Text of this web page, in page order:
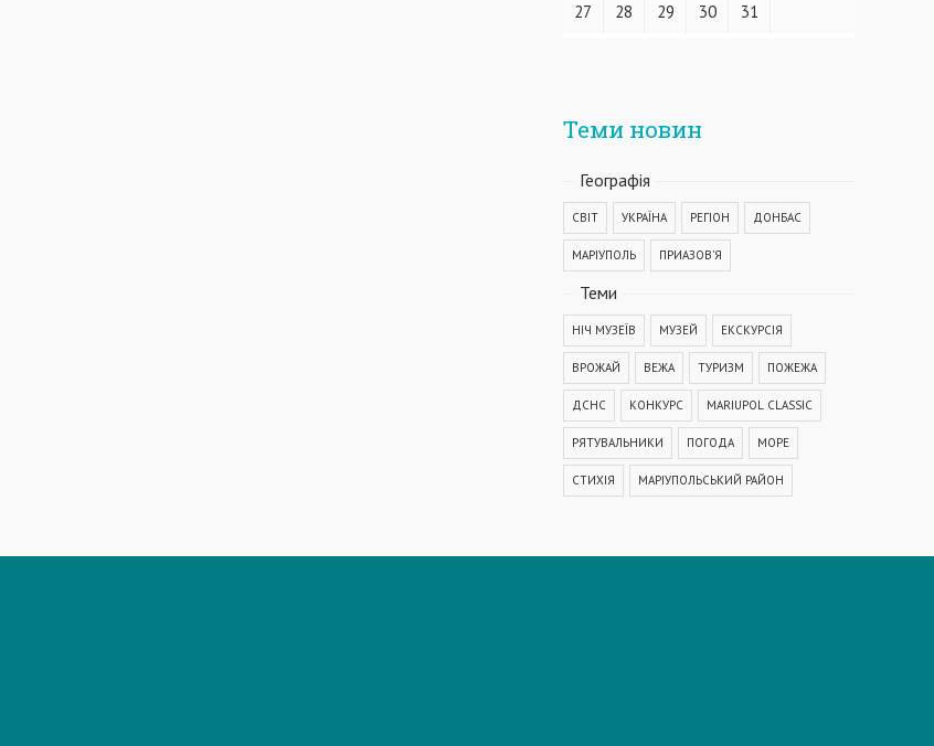
27
28 29 30 31
Теми новин
Географiя
СВІТ УКРАЇНА РЕГІОН ДОНБАС
МАРІУПОЛЬ ПРИАЗОВ'Я
Теми
НІЧ МУЗЕЇВ МУЗЕЙ ЕКСКУРСІЯ
ВРОЖАЙ ВЕЖА ТУРИЗМ ПОЖЕЖА
ДСНС КОНКУРС MARIUPOL CLASSIC
РЯТУВАЛЬНИКИ ПОГОДА МОРЕ
СТИХІЯ МАРІУПОЛЬСЬКИЙ РАЙОН
ПОЛІЦІЯ ПОДІЯ АВАРІЯ МЕДИЦИНА